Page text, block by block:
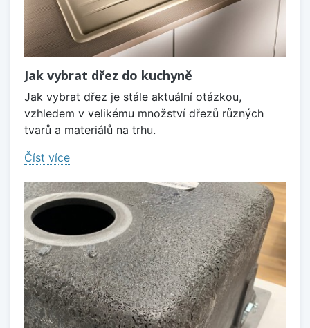
Jak vybrat dřez do kuchyně
Jak vybrat dřez je stále aktuální otázkou,
vzhledem v velikému množství dřezů různých
tvarů a materiálů na trhu.
Číst více